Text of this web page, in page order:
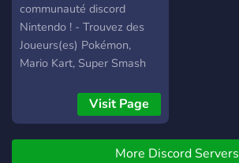
communauté discord
Nintendo ! - Trouvez des
Joueurs(es) Pokémon,
Mario Kart, Super Smash
Distributions de Pokémon
Shiny à Volonté ! - Déja
pret pour Legendes
Pokemon Z-A FR - Animés
Visit Page
More Discord Servers